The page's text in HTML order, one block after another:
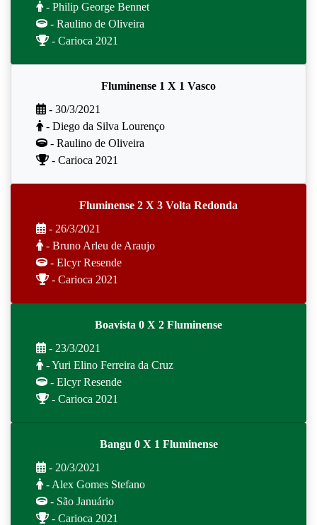
- Philip George Bennet
- Raulino de Oliveira
- Carioca 2021
Fluminense 1 X 1 Vasco
- 30/3/2021
- Diego da Silva Lourenço
- Raulino de Oliveira
- Carioca 2021
Fluminense 2 X 3 Volta Redonda
- 26/3/2021
- Bruno Arleu de Araujo
- Elcyr Resende
- Carioca 2021
Boavista 0 X 2 Fluminense
- 23/3/2021
- Yuri Elino Ferreira da Cruz
- Elcyr Resende
- Carioca 2021
Bangu 0 X 1 Fluminense
- 20/3/2021
- Alex Gomes Stefano
- São Januário
- Carioca 2021